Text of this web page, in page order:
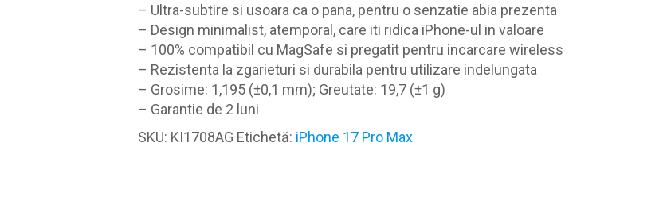
– Ultra-subtire si usoara ca o pana, pentru o senzatie abia prezenta
– Design minimalist, atemporal, care iti ridica iPhone-ul in valoare
– 100% compatibil cu MagSafe si pregatit pentru incarcare wireless
– Rezistenta la zgarieturi si durabila pentru utilizare indelungata
– Grosime: 1,195 (±0,1 mm); Greutate: 19,7 (±1 g)
– Garantie de 2 luni
SKU: KI1708AG Etichetă: iPhone 17 Pro Max